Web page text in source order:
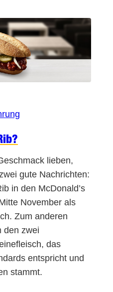
lieben,
gute Nachrichten:
in den McDonald’s
November als
Zum anderen
den zwei
das
entspricht und
stammt.